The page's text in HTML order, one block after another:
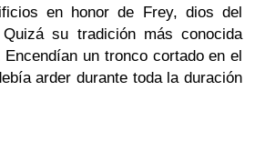
en honor de Frey, dios del
su tradición más conocida
un tronco cortado en el
arder durante toda la duración